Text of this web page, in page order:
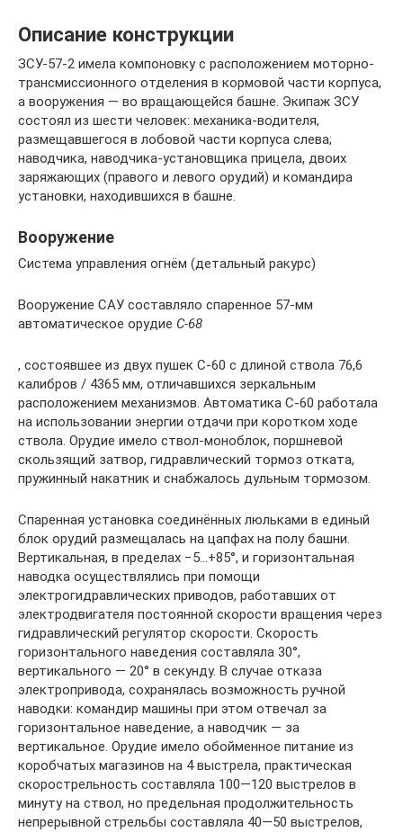
Описание конструкции
ЗСУ-57-2 имела компоновку с расположением моторно-
трансмиссионного отделения в кормовой части корпуса,
а вооружения — во вращающейся башне. Экипаж ЗСУ
состоял из шести человек: механика-водителя,
размещавшегося в лобовой части корпуса слева;
наводчика, наводчика-установщика прицела, двоих
заряжающих (правого и левого орудий) и командира
установки, находившихся в башне.
Вооружение
Система управления огнём (детальный ракурс)
Вооружение САУ составляло спаренное 57-мм
автоматическое орудие С-68
, состоявшее из двух пушек С-60 с длиной ствола 76,6
калибров / 4365 мм, отличавшихся зеркальным
расположением механизмов. Автоматика С-60 работала
на использовании энергии отдачи при коротком ходе
ствола. Орудие имело ствол-моноблок, поршневой
скользящий затвор, гидравлический тормоз отката,
пружинный накатник и снабжалось дульным тормозом.
Спаренная установка соединённых люльками в единый
блок орудий размещалась на цапфах на полу башни.
Вертикальная, в пределах −5…+85°, и горизонтальная
наводка осуществлялись при помощи
электрогидравлических приводов, работавших от
электродвигателя постоянной скорости вращения через
гидравлический регулятор скорости. Скорость
горизонтального наведения составляла 30°,
вертикального — 20° в секунду. В случае отказа
электропривода, сохранялась возможность ручной
наводки: командир машины при этом отвечал за
горизонтальное наведение, а наводчик — за
вертикальное. Орудие имело обойменное питание из
коробчатых магазинов на 4 выстрела, практическая
скорострельность составляла 100—120 выстрелов в
минуту на ствол, но предельная продолжительность
непрерывной стрельбы составляла 40—50 выстрелов,